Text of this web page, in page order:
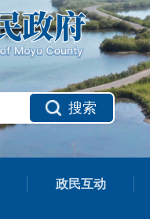
搜索
政民互动